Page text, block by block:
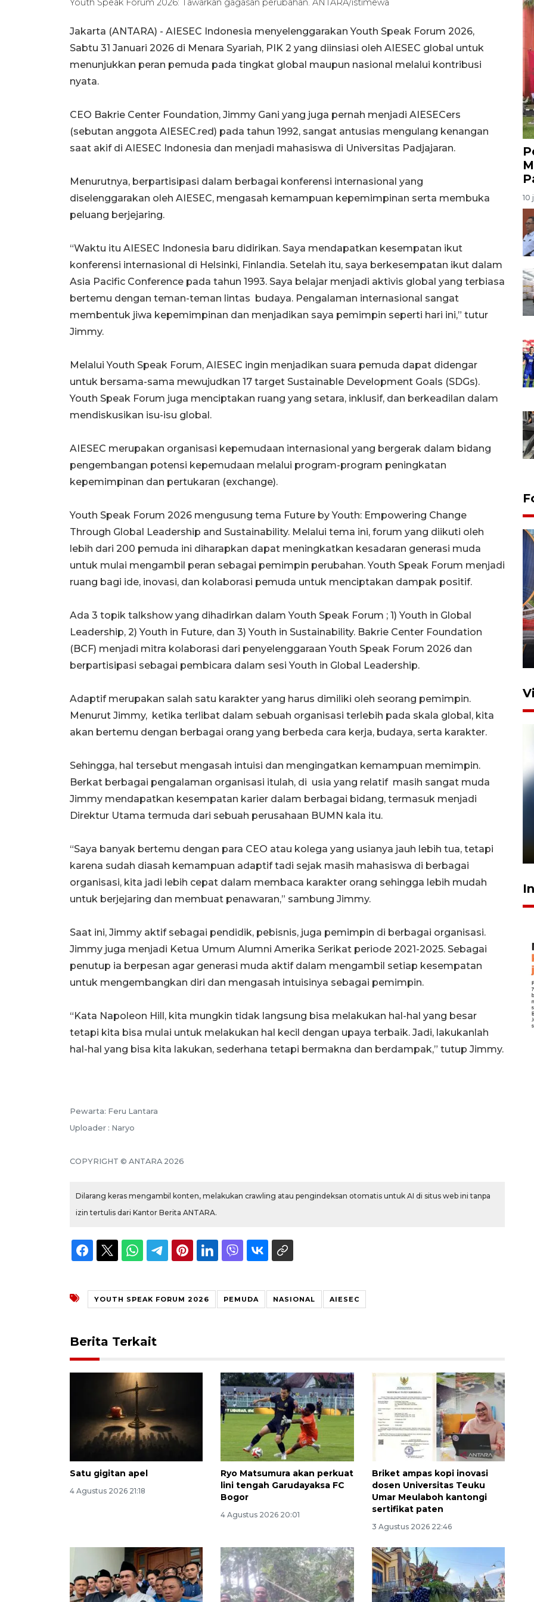
Youth Speak Forum 2026: Tawarkan gagasan perubahan. ANTARA/istimewa
Jakarta (ANTARA) - AIESEC Indonesia menyelenggarakan Youth Speak Forum 2026,
Sabtu 31 Januari 2026 di Menara Syariah, PIK 2 yang diinsiasi oleh AIESEC global untuk
menunjukkan peran pemuda pada tingkat global maupun nasional melalui kontribusi
nyata.
CEO Bakrie Center Foundation, Jimmy Gani yang juga pernah menjadi AIESECers
(sebutan anggota AIESEC.red) pada tahun 1992, sangat antusias mengulang kenangan
saat akif di AIESEC Indonesia dan menjadi mahasiswa di Universitas Padjajaran.
Menurutnya, berpartisipasi dalam berbagai konferensi internasional yang
diselenggarakan oleh AIESEC, mengasah kemampuan kepemimpinan serta membuka
peluang berjejaring.
“Waktu itu AIESEC Indonesia baru didirikan. Saya mendapatkan kesempatan ikut
konferensi internasional di Helsinki, Finlandia. Setelah itu, saya berkesempatan ikut dalam
Asia Pacific Conference pada tahun 1993. Saya belajar menjadi aktivis global yang terbiasa
bertemu dengan teman-teman lintas budaya. Pengalaman internasional sangat
membentuk jiwa kepemimpinan dan menjadikan saya pemimpin seperti hari ini,” tutur
Jimmy.
Melalui Youth Speak Forum, AIESEC ingin menjadikan suara pemuda dapat didengar
untuk bersama-sama mewujudkan 17 target Sustainable Development Goals (SDGs).
Youth Speak Forum juga menciptakan ruang yang setara, inklusif, dan berkeadilan dalam
mendiskusikan isu-isu global.
AIESEC merupakan organisasi kepemudaan internasional yang bergerak dalam bidang
pengembangan potensi kepemudaan melalui program-program peningkatan
kepemimpinan dan pertukaran (exchange).
Youth Speak Forum 2026 mengusung tema Future by Youth: Empowering Change
Through Global Leadership and Sustainability. Melalui tema ini, forum yang diikuti oleh
lebih dari 200 pemuda ini diharapkan dapat meningkatkan kesadaran generasi muda
untuk mulai mengambil peran sebagai pemimpin perubahan. Youth Speak Forum menjadi
ruang bagi ide, inovasi, dan kolaborasi pemuda untuk menciptakan dampak positif.
Ada 3 topik talkshow yang dihadirkan dalam Youth Speak Forum ; 1) Youth in Global
Leadership, 2) Youth in Future, dan 3) Youth in Sustainability. Bakrie Center Foundation
(BCF) menjadi mitra kolaborasi dari penyelenggaraan Youth Speak Forum 2026 dan
berpartisipasi sebagai pembicara dalam sesi Youth in Global Leadership.
Adaptif merupakan salah satu karakter yang harus dimiliki oleh seorang pemimpin.
Menurut Jimmy, ketika terlibat dalam sebuah organisasi terlebih pada skala global, kita
akan bertemu dengan berbagai orang yang berbeda cara kerja, budaya, serta karakter.
Sehingga, hal tersebut mengasah intuisi dan mengingatkan kemampuan memimpin.
Berkat berbagai pengalaman organisasi itulah, di usia yang relatif masih sangat muda
Jimmy mendapatkan kesempatan karier dalam berbagai bidang, termasuk menjadi
Direktur Utama termuda dari sebuah perusahaan BUMN kala itu.
“Saya banyak bertemu dengan para CEO atau kolega yang usianya jauh lebih tua, tetapi
karena sudah diasah kemampuan adaptif tadi sejak masih mahasiswa di berbagai
organisasi, kita jadi lebih cepat dalam membaca karakter orang sehingga lebih mudah
untuk berjejaring dan membuat penawaran,” sambung Jimmy.
Saat ini, Jimmy aktif sebagai pendidik, pebisnis, juga pemimpin di berbagai organisasi.
Jimmy juga menjadi Ketua Umum Alumni Amerika Serikat periode 2021-2025. Sebagai
penutup ia berpesan agar generasi muda aktif dalam mengambil setiap kesempatan
untuk mengembangkan diri dan mengasah intuisinya sebagai pemimpin.
“Kata Napoleon Hill, kita mungkin tidak langsung bisa melakukan hal-hal yang besar
tetapi kita bisa mulai untuk melakukan hal kecil dengan upaya terbaik. Jadi, lakukanlah
hal-hal yang bisa kita lakukan, sederhana tetapi bermakna dan berdampak,” tutup Jimmy.
Pewarta: Feru Lantara
Uploader : Naryo
COPYRIGHT © ANTARA 2026
Dilarang keras mengambil konten, melakukan crawling atau pengindeksan otomatis untuk AI di situs web ini tanpa
izin tertulis dari Kantor Berita ANTARA.
YOUTH SPEAK FORUM 2026 PEMUDA NASIONAL AIESEC
Berita Terkait
Satu gigitan apel
4 Agustus 2026 21:18
Ryo Matsumura akan perkuat
lini tengah Garudayaksa FC
Bogor
4 Agustus 2026 20:01
Briket ampas kopi inovasi
dosen Universitas Teuku
Umar Meulaboh kantongi
sertifikat paten
3 Agustus 2026 22:46
10
Komisi V DPR tinjau
perlintasan sebidang di
Stasiun Bogor
12 Juni 2026 18:49
Pelanggan Filaha Farm setia
1 Juni 2026 05:47